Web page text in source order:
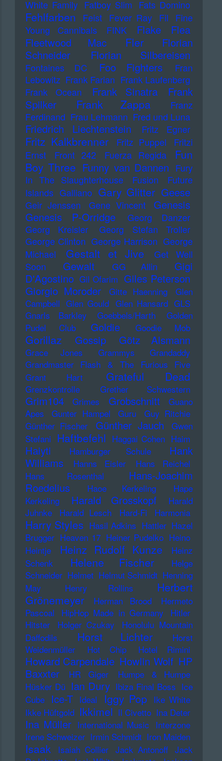
White Family Fatboy Slim Fats Domino
Fehlfarben Feist Fever Ray Fil
Fine
Young Cannibals
FINK Flake
Flea
Fleetwood Mac
Fler
Florian
Schneider
Florian Silbereisen
Fontaines DC Foo Fighters
Fran
Lebowitz Frank Farian Frank Laufenberg
Frank Ocean
Frank Sinatra
Frank
Spilker
Frank Zappa
Franz
Ferdinand Frau Lehmann Fred und Luna
Friedrich Liechtenstein Fritz Egner
Fritz Kalkbrenner Fritz Puppel
Fritzi
Ernst
Front 242 Fuerza Regida
Fun
Boy Three Funny van Dannen Fury
In The Slaughterhouse
Fusion
Future
Islands Galliano Gary Glitter Geese
Geir Jenssen Gene Vincent
Genesis
Genesis P-Orridge
Georg Danzer
Georg Kreisler
Georg Stefan Troller
George Clinton George Harrison George
Michael
Gestalt et Jive
Get Well
Soon
Gewalt GG Allin
Gigi
D'Agostino Gil Ofarim Giles Peterson
Giorgio Moroder
Gitte Haenning
Glen
Campbell Glen Gould Glen Hansard GLS
Gnarls Barkley
Goebbels/Harth
Golden
Pudel Club
Goldie Goodie Mob
Gorillaz Gossip Götz Alsmann
Grace Jones Grammys
Grandaddy
Grandmaster Flash & The Furious Five
Grant Hart
Grateful Dead
Grenzkontrolle Grether Schwestern
Grim104 Grimes Grobschnitt
Guano
Apes
Gunter Hampel Guru
Guy Ritchie
Günther Fischer
Günther Jauch
Gwen
Stefani Haftbefehl Haggai Cohen Haim
Haiyti Hamburger Schule
Hank
Williams
Hanns Eisler
Hans Reichel
Hans Rosenthal
Hans-Joachim
Roedelius
Haoe Kerkeling
Hape
Kerkeling
Harald Grosskopf
Harald
Juhnke
Harald Lesch Hard-Fi Harmonia
Harry Styles Hasil Adkins Hattler Hazel
Brugger Heaven 17 Heiner Pudelko Heino
Heintje
Heinz Rudolf Kunze
Heinz
Schenk
Helene Fischer
Helge
Schneider Helmet Helmut Schmidt Henning
May
Henry Rollins
Herbert
Grönemeyer
Herman Brood
Hermeto
Pascoal
HipHop Made in Germany
Hitler
Hitster
Holger Czukay
Honolulu Mountain
Daffodils
Horst Lichter
Horst
Weidenmüller
Hot Chip Hotel Rimini
Howard Carpendale Howlin Wolf HP
Baxxter
HR Giger
Humpe & Humpe
Hüsker Dü Ian Dury Ibiza Final Boss Ice
Cube
Ice-T Ideal Iggy Pop Ike White
Ikke Hüftgold Ikkimel Il Civetto Ina Deter
Ina Müller International Music Interzone
Irene Schweizer Irmin Schmidt Iron Maiden
Isaak Isaiah Collier Jack Antonoff Jack